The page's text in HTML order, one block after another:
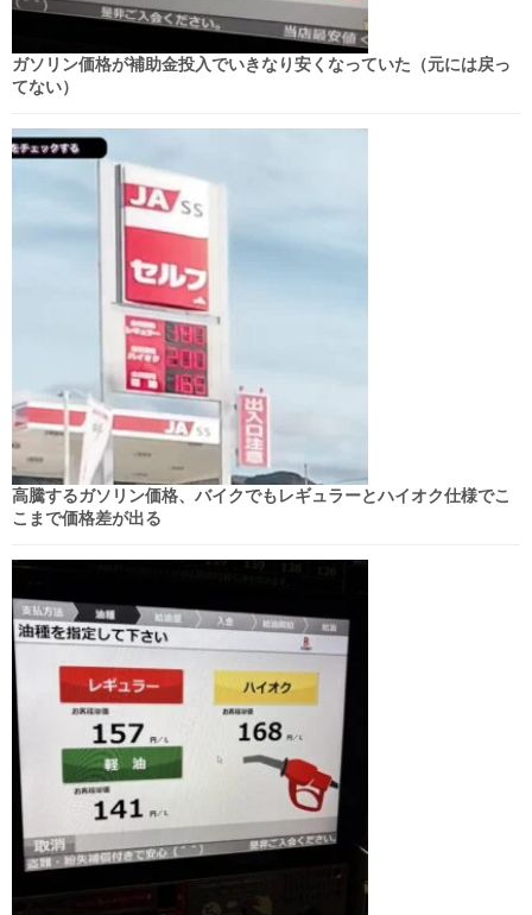
ガソリン価格が補助金投入でいきなり安くなっていた（元には戻っ
てない）
高騰するガソリン価格、バイクでもレギュラーとハイオク仕様でこ
こまで価格差が出る